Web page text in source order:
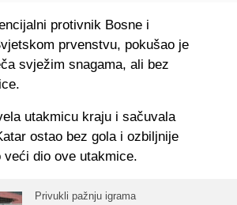
protivnik Bosne i
prvenstvu, pokušao je
svježim snagama, ali bez
utakmicu kraju i sačuvala
ostao bez gola i ozbiljnije
veći dio ove utakmice.
Privukli pažnju igrama